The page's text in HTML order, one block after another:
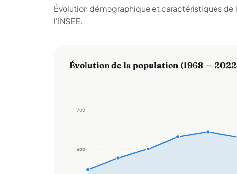
Évolution démographique et caractéristiques
l'INSEE.
Évolution de la population (1968 —
600
600
700